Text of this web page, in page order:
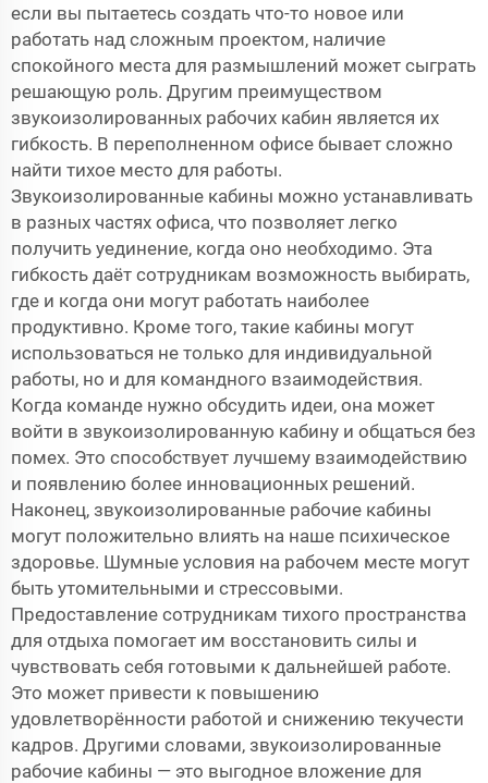
если вы пытаетесь создать что-то новое или
работать над сложным проектом, наличие
спокойного места для размышлений может сыграть
решающую роль. Другим преимуществом
звукоизолированных рабочих кабин является их
гибкость. В переполненном офисе бывает сложно
найти тихое место для работы.
Звукоизолированные кабины можно устанавливать
в разных частях офиса, что позволяет легко
получить уединение, когда оно необходимо. Эта
гибкость даёт сотрудникам возможность выбирать,
где и когда они могут работать наиболее
продуктивно. Кроме того, такие кабины могут
использоваться не только для индивидуальной
работы, но и для командного взаимодействия.
Когда команде нужно обсудить идеи, она может
войти в звукоизолированную кабину и общаться без
помех. Это способствует лучшему взаимодействию
и появлению более инновационных решений.
Наконец, звукоизолированные рабочие кабины
могут положительно влиять на наше психическое
здоровье. Шумные условия на рабочем месте могут
быть утомительными и стрессовыми.
Предоставление сотрудникам тихого пространства
для отдыха помогает им восстановить силы и
чувствовать себя готовыми к дальнейшей работе.
Это может привести к повышению
удовлетворённости работой и снижению текучести
кадров. Другими словами, звукоизолированные
рабочие кабины — это выгодное вложение для